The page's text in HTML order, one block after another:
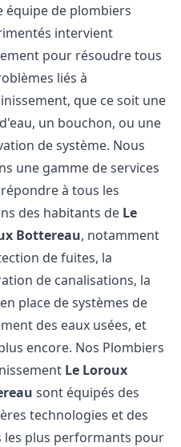
équipe de plombiers
intervient
pour résoudre tous
liés à
que ce soit une
un bouchon, ou une
de système. Nous
une gamme de services
à tous les
des habitants de Le
Bottereau, notamment
de fuites, la
de canalisations, la
place de systèmes de
des eaux usées, et
encore. Nos Plombiers
Le Loroux
sont équipés des
technologies et des
les plus performants pour